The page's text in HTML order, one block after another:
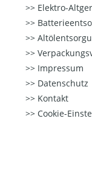
Elektro-
Impressum
Datenschutz
Kontakt
Cookie-